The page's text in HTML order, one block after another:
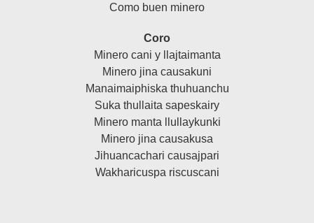
Como buen minero
Coro
Minero cani y llajtaimanta
Minero jina causakuni
Manaimaiphiska thuhuanchu
Suka thullaita sapeskairy
Minero manta llullaykunki
Minero jina causakusa
Jihuancachari causajpari
Wakharicuspa riscuscani